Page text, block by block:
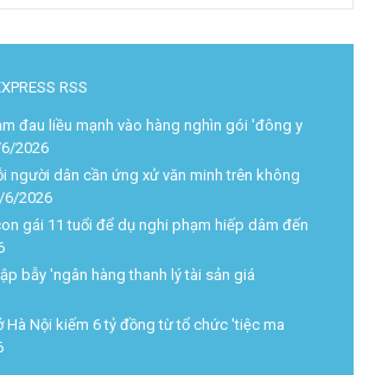
RSS
đau liều mạnh vào hàng nghìn gói 'đông y
2026
người dân cần ứng xử văn minh trên không
6/2026
gái 11 tuổi để dụ nghi phạm hiếp dâm đến
bẫy 'ngân hàng thanh lý tài sản giá
Hà Nội kiếm 6 tỷ đồng từ tổ chức 'tiệc ma